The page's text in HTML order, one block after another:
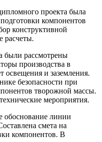
проекта была
компонентов
конструктивной
расчеты.
были рассмотрены
производства в
освещения и заземления.
безопасности при
творожной массы.
мероприятия.
линии
смета на
компонентов. В